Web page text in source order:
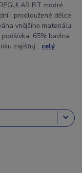
FIT modré
i prodloužené délce
vnějšího materiálu:
65% bavlna
zajišťuj... celý